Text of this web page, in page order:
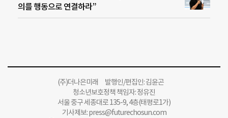
의를 행동으로 연결하라”
(주)더나은미래 발행인/편집인: 김윤곤
청소년보호정책 책임자: 정유진
서울 중구 세종대로 135-9, 4층(태평로1가)
기사제보:press@futurechosun.com